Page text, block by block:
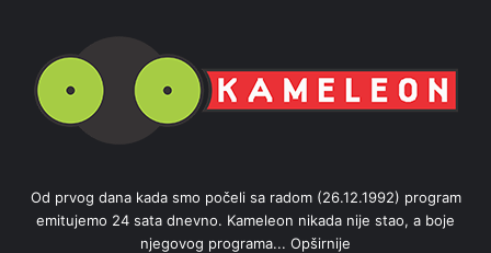
Od prvog dana kada smo počeli sa radom (26.12.1992) program
emitujemo 24 sata dnevno. Kameleon nikada nije stao, a boje
njegovog programa... Opširnije